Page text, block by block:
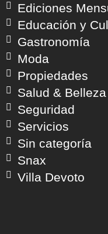
Ediciones
Educación y
Gastronomía
Moda
Propiedades
Salud & Belleza
Seguridad
Servicios
Sin categoría
Snax
Villa Devoto